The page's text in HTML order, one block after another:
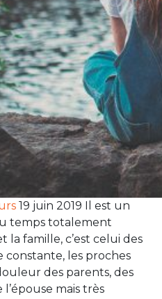
19 juin 2019 Il est un
temps totalement
la famille, c’est celui des
constante, les proches
des parents, des
mais très